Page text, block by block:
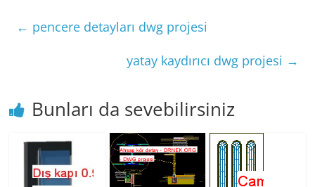
← pencere detayları dwg projesi
yatay kaydırıcı dwg projesi →
Bunları da sevebilirsiniz